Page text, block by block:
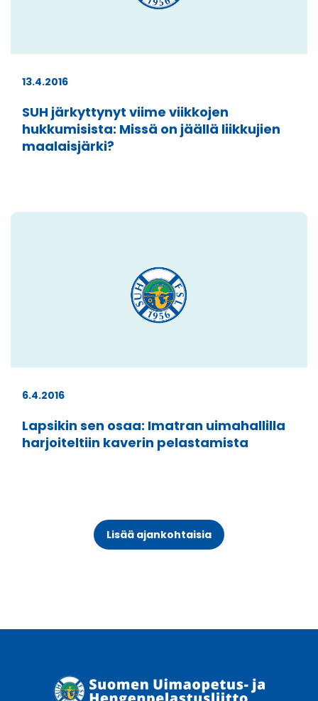
13.4.2016
SUH järkyttynyt viime viikkojen
hukkumisista: Missä on jäällä liikkujien
maalaisjärki?
6.4.2016
Lapsikin sen osaa: Imatran uimahallilla
harjoiteltiin kaverin pelastamista
Lisää ajankohtaisia